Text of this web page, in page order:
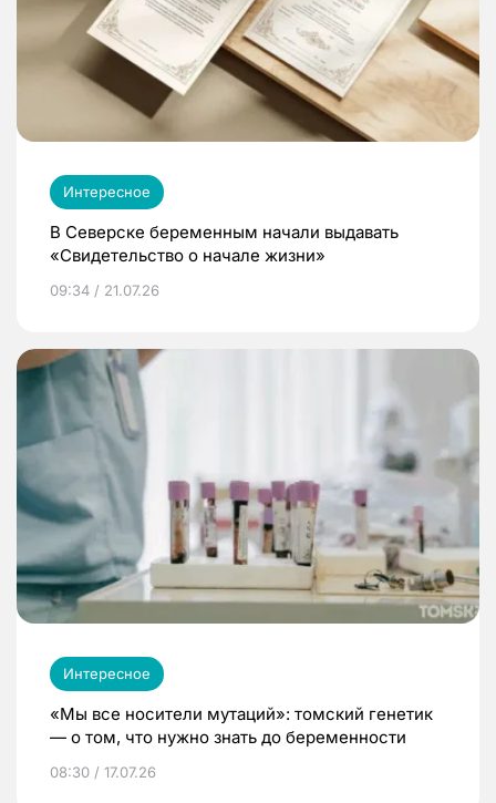
Интересное
В Северске беременным начали выдавать
«Свидетельство о начале жизни»
09:34 / 21.07.26
Интересное
«Мы все носители мутаций»: томский генетик
— о том, что нужно знать до беременности
08:30 / 17.07.26